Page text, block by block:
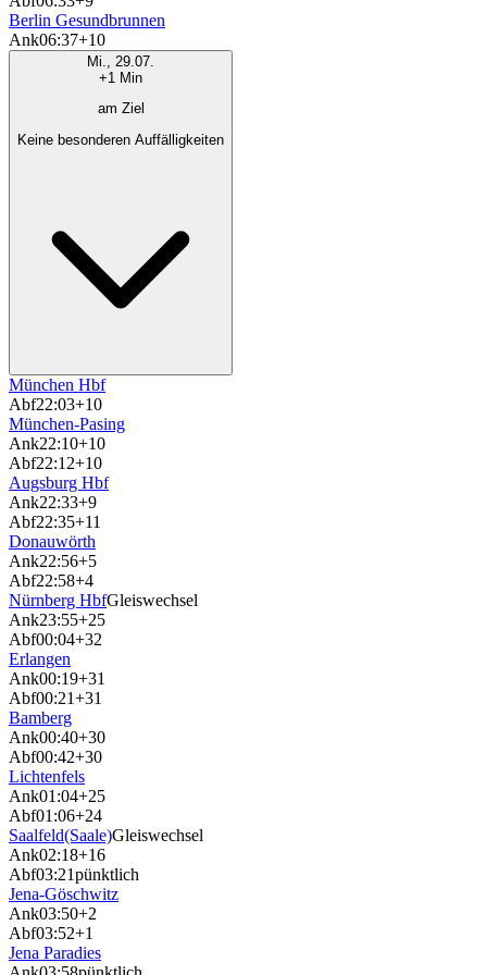
Berlin Gesundbrunnen
Ank06:37+10
Mi., 29.07.
+1 Min
am Ziel
Keine besonderen Auffälligkeiten
München Hbf
Abf22:03+10
München-Pasing
Ank22:10+10
Abf22:12+10
Augsburg Hbf
Ank22:33+9
Abf22:35+11
Donauwörth
Ank22:56+5
Abf22:58+4
Nürnberg HbfGleiswechsel
Ank23:55+25
Abf00:04+32
Erlangen
Ank00:19+31
Abf00:21+31
Bamberg
Ank00:40+30
Abf00:42+30
Lichtenfels
Ank01:04+25
Abf01:06+24
Saalfeld(Saale)Gleiswechsel
Ank02:18+16
Abf03:21pünktlich
Jena-Göschwitz
Ank03:50+2
Abf03:52+1
Jena Paradies